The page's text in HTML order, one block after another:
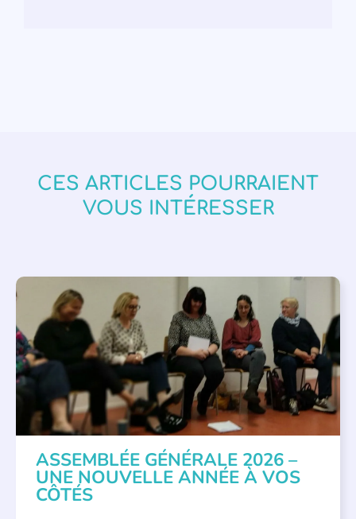
CES ARTICLES POURRAIENT
VOUS INTÉRESSER
APPEL À SOUTIEN , VIE DE L'ASSOCIATION
ASSEMBLÉE GÉNÉRALE 2026 –
UNE NOUVELLE ANNÉE À VOS
CÔTÉS